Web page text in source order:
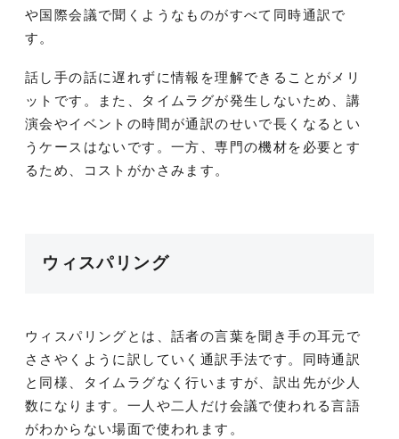
や国際会議で聞くようなものがすべて同時通訳で
す。
話し手の話に遅れずに情報を理解できることがメリ
ットです。また、タイムラグが発生しないため、講
演会やイベントの時間が通訳のせいで長くなるとい
うケースはないです。一方、専門の機材を必要とす
るため、コストがかさみます。
ウィスパリング
ウィスパリングとは、話者の言葉を聞き手の耳元で
ささやくように訳していく通訳手法です。同時通訳
と同様、タイムラグなく行いますが、訳出先が少人
数になります。一人や二人だけ会議で使われる言語
がわからない場面で使われます。